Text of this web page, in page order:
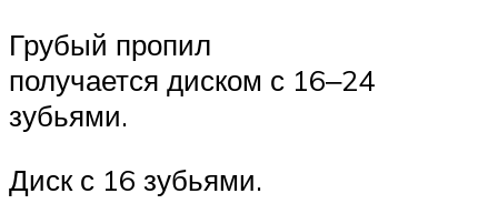
Грубый пропил
получается диском с 16‒24
зубьями.
Диск с 16 зубьями.